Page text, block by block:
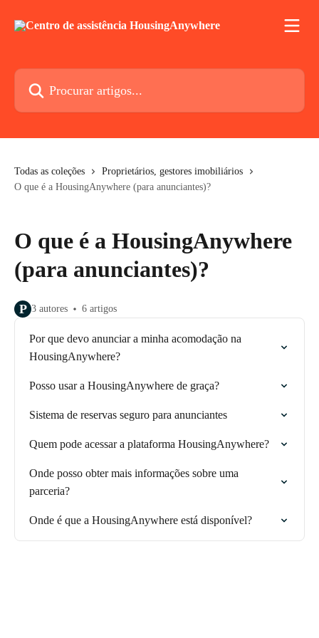
Procurar artigos...
Todas as coleções
Proprietários, gestores imobiliários
O que é a HousingAnywhere (para anunciantes)?
O que é a HousingAnywhere
(para anunciantes)?
P 3 autores 6 artigos
Por que devo anunciar a minha acomodação na
HousingAnywhere?
Posso usar a HousingAnywhere de graça?
Sistema de reservas seguro para anunciantes
Quem pode acessar a plataforma HousingAnywhere?
Onde posso obter mais informações sobre uma
parceria?
Onde é que a HousingAnywhere está disponível?